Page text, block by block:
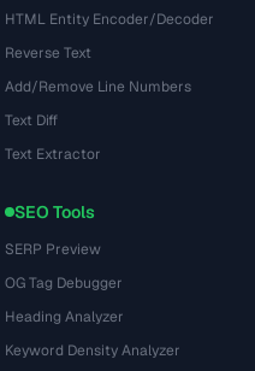
HTML Entity Encoder/Decoder
Reverse Text
Add/Remove Line Numbers
Text Diff
Text Extractor
SEO Tools
SERP Preview
OG Tag Debugger
Heading Analyzer
Keyword Density Analyzer